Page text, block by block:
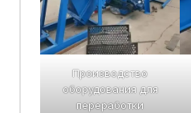
Производство
оборудования для
переработки